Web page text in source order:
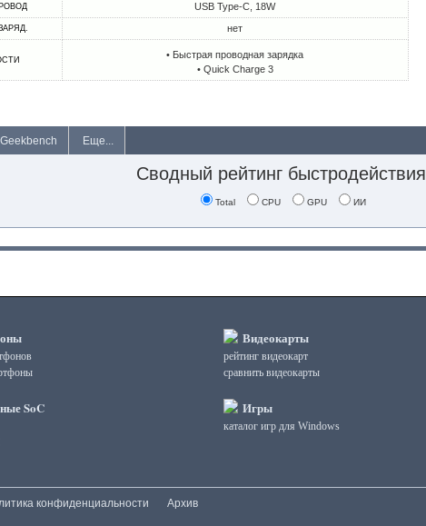
USB Type-C, 18W
нет
• Быстрая проводная зарядка
• Quick Charge 3
Geekbench Еще...
Сводный рейтинг быстродействия
Total CPU GPU ИИ
SoC
Видеокарты
рейтинг видеокарт
сравнить видеокарты
Игры
каталог игр для Windows
конфиденциальности Архив